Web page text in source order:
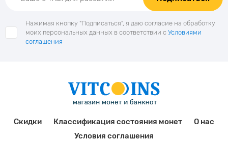
Нажимая кнопку "Подписаться", я даю согласие на обработку
моих персональных данных в соответствии с Условиями
соглашения
Скидки Классификация состояния монет
О нас
Условия соглашения